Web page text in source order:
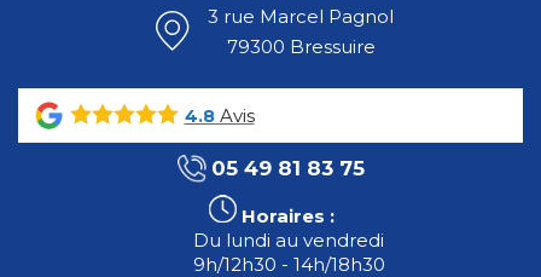
3 rue Marcel Pagnol
79300 Bressuire
4.8Avis
05 49 81 83 75
Horaires :
Du lundi au vendredi
9h/12h30 - 14h/18h30